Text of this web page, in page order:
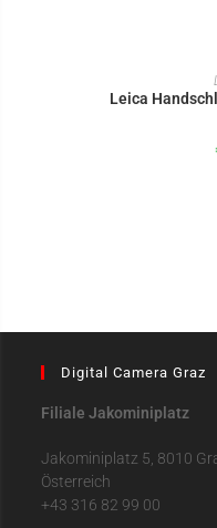
IN
Leica
Digital Camera Graz
Filiale Jakominiplatz
Jakominiplatz 5, 8010
Österreich
+43 316 82 99 00